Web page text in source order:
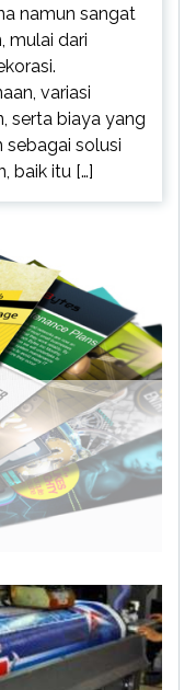
namun sangat
mulai dari
variasi
serta biaya yang
sebagai solusi
baik itu […]